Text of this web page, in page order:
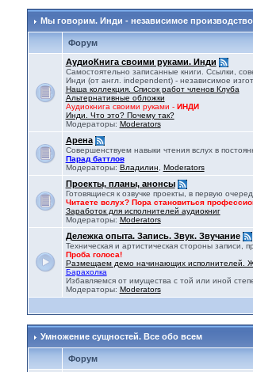
Мы говорим. Инди - независимое
Форум
АудиоКнига своими руками. Инди
Самостоятельно записанные книги. Ссылки,
Инди (от англ. independent) - независимое
Наша коллекция. Список работ членов Клуба
Альтернативные обложки
Аудиокнига своими руками - ИНДИ
Инди. Что это? Почему так?
Модераторы: Moderators
Арена
Совершенствуем навыки чтения вслух в
Парад баттлов
Модераторы: Владилин Moderators
Проекты, планы, анонсы
Готовящиеся к озвучке проекты, в первую
Читаете вслух? Пора становиться
Заработок для исполнителей аудиокниг
Модераторы: Moderators
Дележка опыта. Запись. Звук. Звучание
Техническая и артистическая стороны записи,
Проба голоса!
Размещаем демо начинающих исполнителей.
Барахолка
Избавляемся от имущества с той или иной
Модераторы: Moderators
Умножение сущностей. Все обо всем
Форум